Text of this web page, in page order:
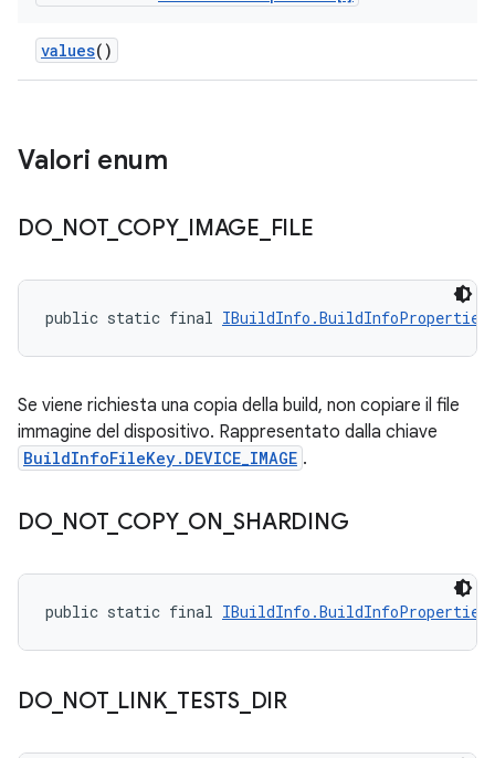
values()
Valori enum
DO_ NOT_ COPY_ IMAGE FILE
public static final IBuildInfo.BuildInfoProperties
Se viene richiesta una copia della build, non copiare il file
immagine del dispositivo. Rappresentato dalla chiave
BuildInfoFileKey.DEVICE_IMAGE .
DO_ NOT_ COPY_ ON _SHARDING
public static final IBuildInfo.BuildInfoProperties
DO_ NOT_ LINK_ TESTS_ DIR